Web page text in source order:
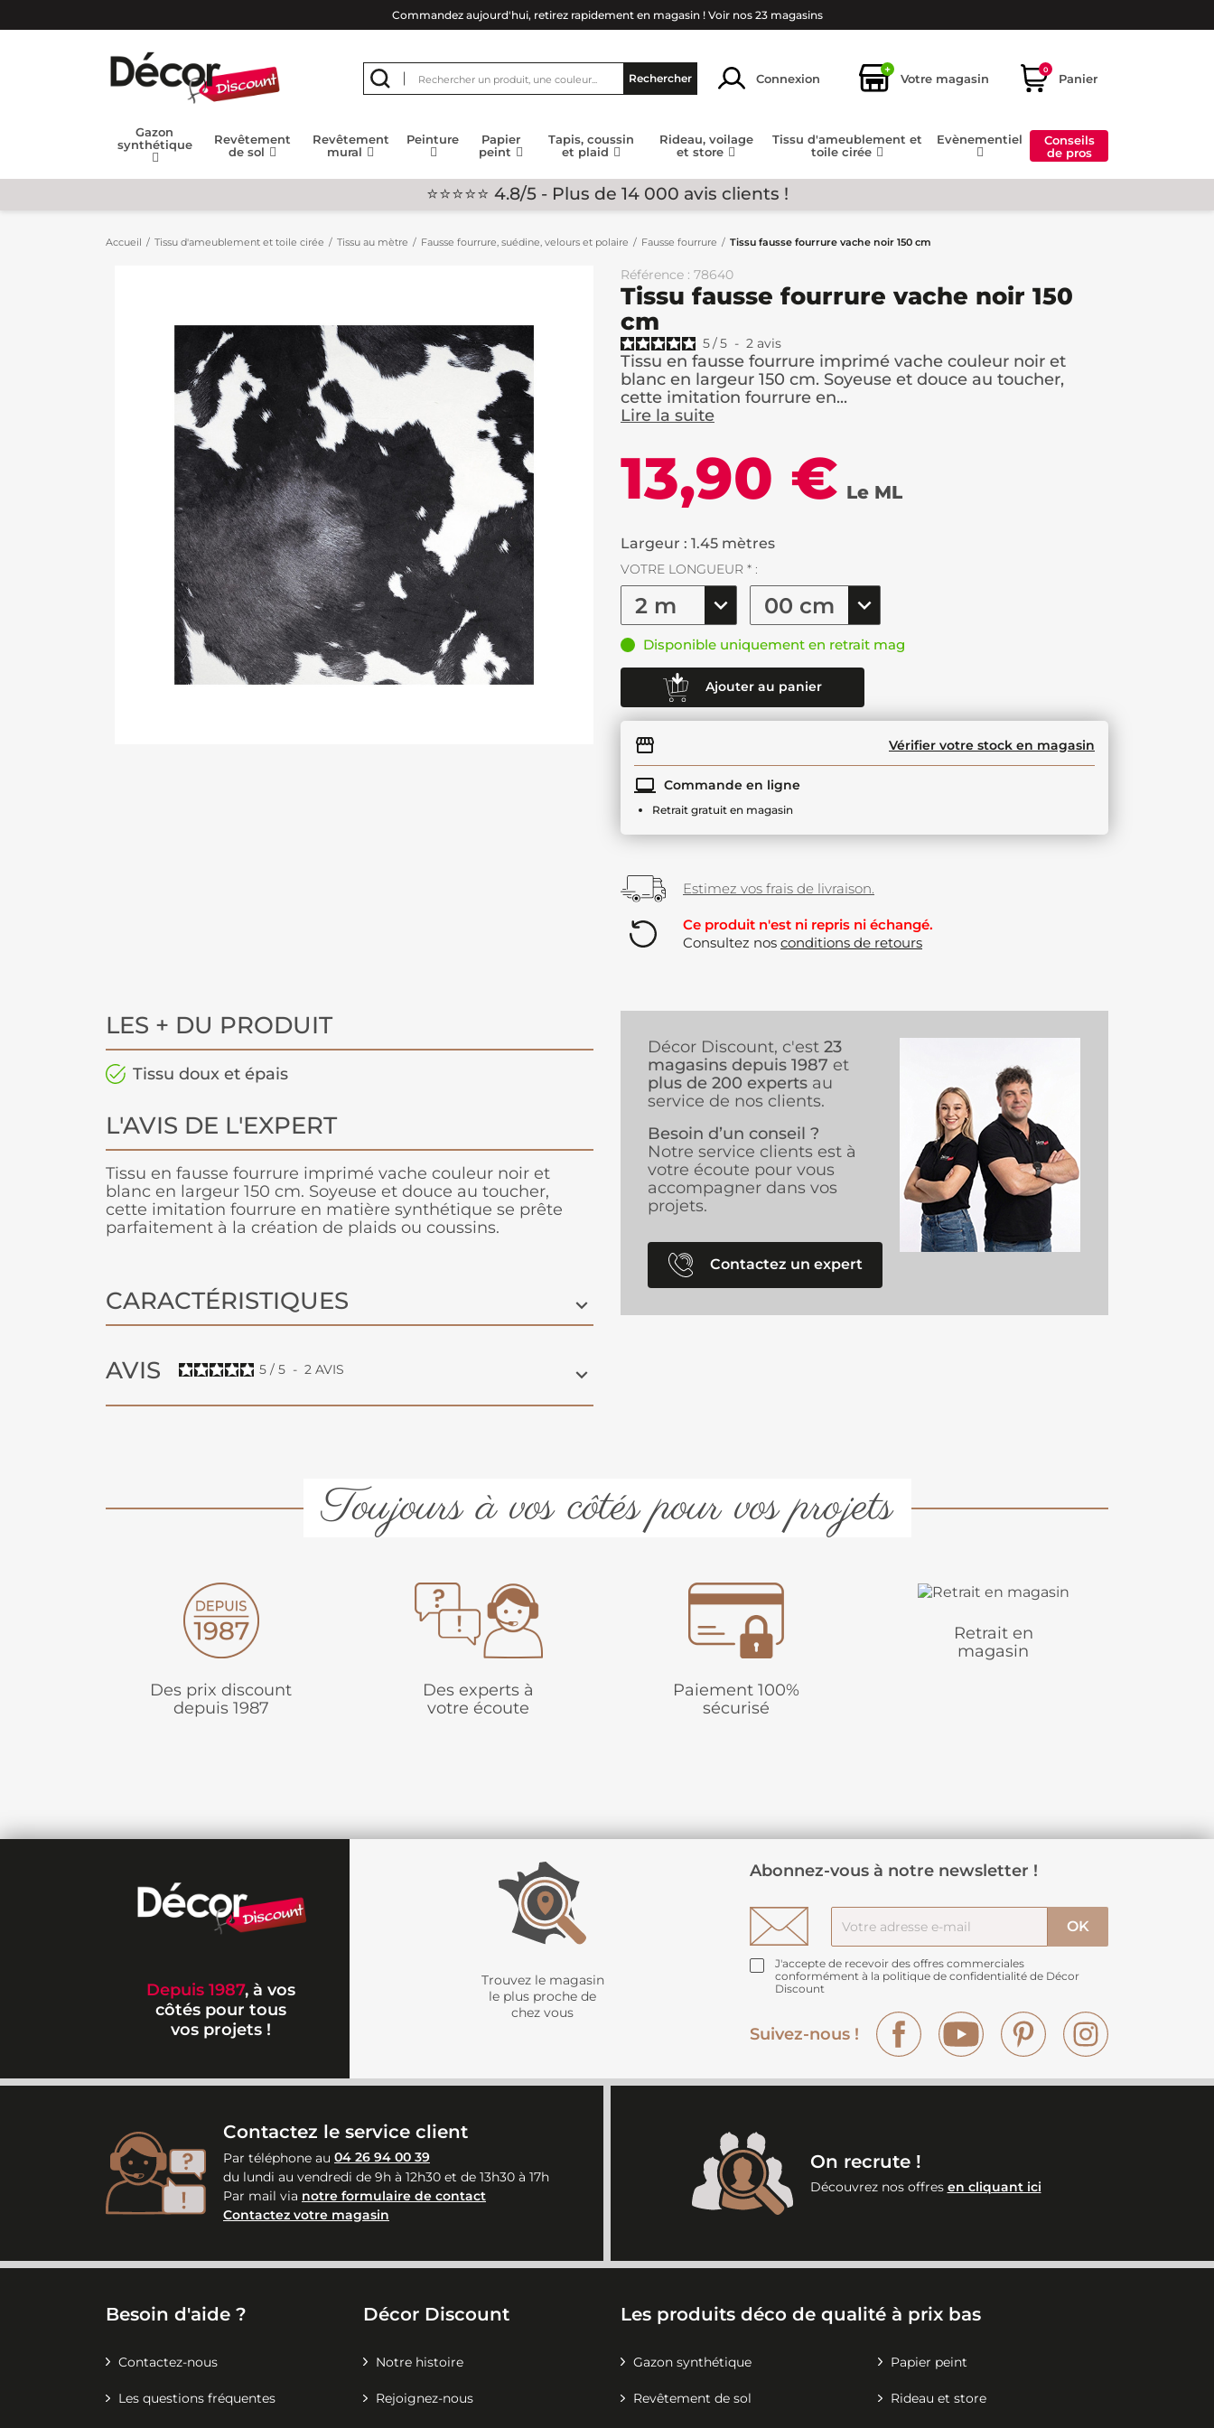
Commandez aujourd'hui, retirez rapidement en magasin ! Voir nos 23 magasins
Rechercher Connexion
+
Votre magasin
0
Panier
Gazon
synthétique
Revêtement
de sol
Revêtement
mural
Peinture
Papier
peint
Tapis, coussin
et plaid
Rideau, voilage
et store
Tissu d'ameublement et
toile cirée
Evènementiel
Conseils
de pros
⭐⭐⭐⭐⭐ 4.8/5 - Plus de 14 000 avis clients !
Accueil Tissu d'ameublement et toile cirée Tissu au mètre Fausse fourrure, suédine, velours et polaire Fausse fourrure Tissu fausse fourrure vache noir 150 cm
Référence : 78640
Tissu fausse fourrure vache noir 150
cm
5/5 - 2 avis
Tissu en fausse fourrure imprimé vache couleur noir et
blanc en largeur 150 cm. Soyeuse et douce au toucher,
cette imitation fourrure en...
Lire la suite
13,90 € Le ML
Largeur : 1.45 mètres
VOTRE LONGUEUR * :
Disponible uniquement en retrait mag
Ajouter au panier
Vérifier votre stock en magasin
Commande en ligne
Retrait gratuit en magasin
Estimez vos frais de livraison.
Ce produit n'est ni repris ni échangé.
Consultez nos conditions de retours
LES + DU PRODUIT
Tissu doux et épais
L'AVIS DE L'EXPERT
Tissu en fausse fourrure imprimé vache couleur noir et
blanc en largeur 150 cm. Soyeuse et douce au toucher,
cette imitation fourrure en matière synthétique se prête
parfaitement à la création de plaids ou coussins.
CARACTÉRISTIQUES
AVIS 5 / 5 - 2 AVIS
Décor Discount, c'est 23
magasins depuis 1987 et
plus de 200 experts au
service de nos clients.
Besoin d’un conseil ?
Notre service clients est à
votre écoute pour vous
accompagner dans vos
projets.
Contactez un expert
Toujours à vos côtés pour vos projets
Des prix discount
depuis 1987
Des experts à
votre écoute
Paiement 100%
sécurisé
Retrait en
magasin
Depuis 1987, à vos
côtés pour tous
vos projets !
Trouvez le magasin
le plus proche de
chez vous
Abonnez-vous à notre newsletter !
J'accepte de recevoir des offres commerciales
conformément à la politique de confidentialité de Décor
Discount
Suivez-nous !
Facebook YouTube Pinterest
Contactez le service client
Par téléphone au 04 26 94 00 39
du lundi au vendredi de 9h à 12h30 et de 13h30 à 17h
Par mail via notre formulaire de contact
Contactez votre magasin
On recrute !
Découvrez nos offres en cliquant ici
Besoin d'aide ?
Contactez-nous
Les questions fréquentes
Décor Discount
Notre histoire
Rejoignez-nous
Les produits déco de qualité à prix bas
Gazon synthétique Papier peint
Revêtement de sol Rideau et store